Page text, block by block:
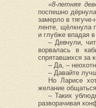
«8-летняя
поспешно
замерло в
ленте, щёлкнула
и глубже впадая
– Девчули,
ворвалась в
спрятавшихся за
– Да, –
– Давайте
Но Ларисе
желание
– Таких
разворачивая